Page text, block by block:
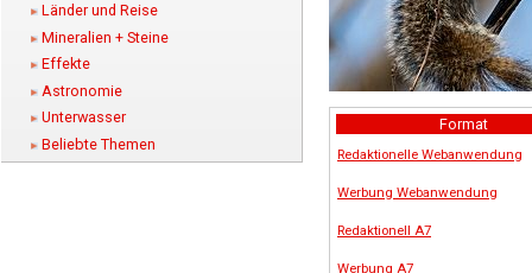
Länder und Reise
Mineralien + Steine
Effekte
Astronomie
Unterwasser
Beliebte Themen
Format
Redaktionelle Webanwendung
Werbung Webanwendung
Redaktionell A7
Werbung A7